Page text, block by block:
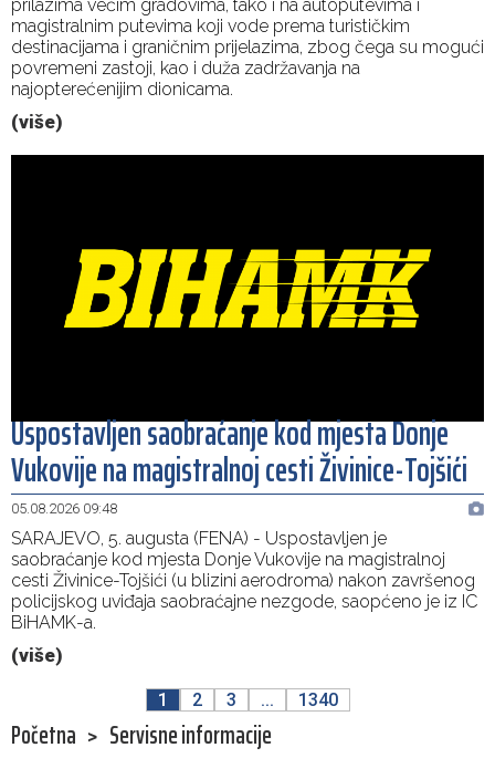
prilazima većim gradovima, tako i na autoputevima i
magistralnim putevima koji vode prema turističkim
destinacijama i graničnim prijelazima, zbog čega su mogući
povremeni zastoji, kao i duža zadržavanja na
najopterećenijim dionicama.
(više)
Uspostavljen saobraćanje kod mjesta Donje
Vukovije na magistralnoj cesti Živinice-Tojšići
05.08.2026 09:48
SARAJEVO, 5. augusta (FENA) - Uspostavljen je
saobraćanje kod mjesta Donje Vukovije na magistralnoj
cesti Živinice-Tojšići (u blizini aerodroma) nakon završenog
policijskog uviđaja saobraćajne nezgode, saopćeno je iz IC
BiHAMK-a.
(više)
1 2 3 ... 1340
Početna > Servisne informacije